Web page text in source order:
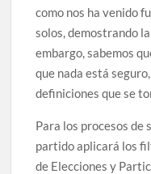
como nos ha venido
solos, demostrando
embargo, sabemos
que nada está
definiciones que se
Para los procesos de
partido aplicará los
de Elecciones y